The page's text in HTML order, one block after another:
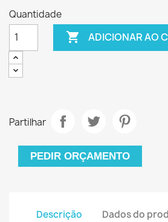
Quantidade
 ADICIONAR AO
Partilhar
PEDIR ORÇAMENTO
Descrição Dados do